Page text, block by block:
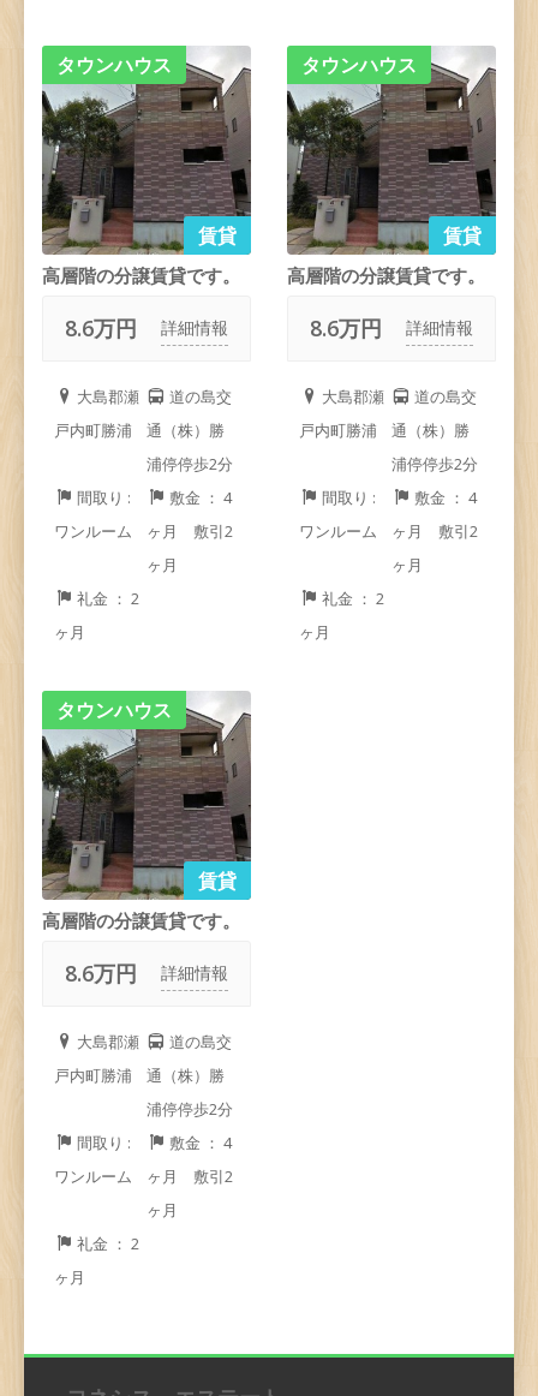
タウンハウス
賃貸
高層階の分譲賃貸です。
詳細情報
8.6万円
大島郡瀬
戸内町勝浦
道の島交
通（株）勝
浦停停歩2分
間取り :
ワンルーム
敷金 ： 4
ヶ月 敷引2
ヶ月
礼金 ： 2
ヶ月
タウンハウス
賃貸
高層階の分譲賃貸です。
詳細情報
8.6万円
大島郡瀬
戸内町勝浦
道の島交
通（株）勝
浦停停歩2分
間取り :
ワンルーム
敷金 ： 4
ヶ月 敷引2
ヶ月
礼金 ： 2
ヶ月
タウンハウス
賃貸
高層階の分譲賃貸です。
詳細情報
8.6万円
大島郡瀬
戸内町勝浦
道の島交
通（株）勝
浦停停歩2分
間取り :
ワンルーム
敷金 ： 4
ヶ月 敷引2
ヶ月
礼金 ： 2
ヶ月